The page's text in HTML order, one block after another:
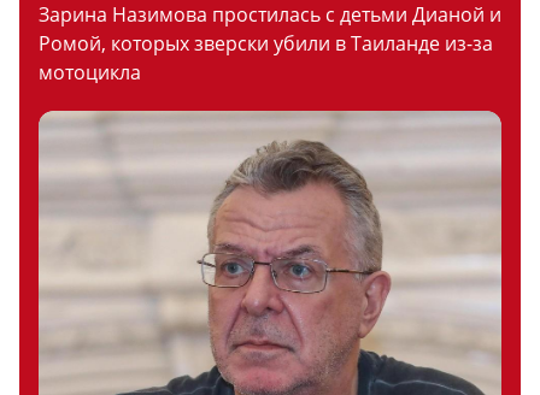
Зарина Назимова простилась с детьми Дианой и
Ромой, которых зверски убили в Таиланде из-за
мотоцикла